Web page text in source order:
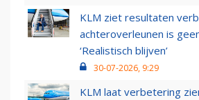
KLM ziet resultaten
achteroverleunen is
‘Realistisch blijven’
30-07-2026, 9:29
KLM laat verbetering